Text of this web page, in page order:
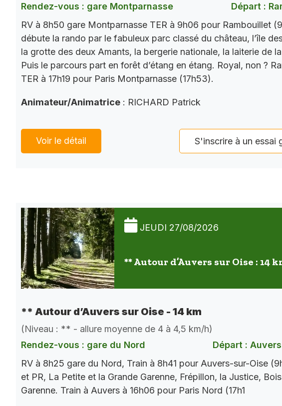
Rendez-vous : gare Montparnasse
Départ :
RV à 8h50 gare Montparnasse TER à 9h06 pour Rambouillet
débute la rando par le fabuleux parc classé du château, l’île
la grotte des deux Amants, la bergerie nationale, la laiterie de
Puis le parcours part en forêt d’étang en étang. Royal, non ?
TER à 17h19 pour Paris Montparnasse (17h53).
Animateur/Animatrice : RICHARD Patrick
Voir le détail S'inscrire à un essai
JEUDI 27/08/2026
** Autour d’Auvers sur Oise : 14
** Autour d’Auvers sur Oise - 14 km
(Niveau : ** - allure moyenne de 4 à 4,5 km/h)
Rendez-vous : gare du Nord
Départ :
RV à 8h25 gare du Nord, Train à 8h41 pour Auvers-sur-Oise
et PR, La Petite et la Grande Garenne, Frépillon, la Justice,
Garenne. Train à Auvers à 16h06 pour Paris Nord (17h1